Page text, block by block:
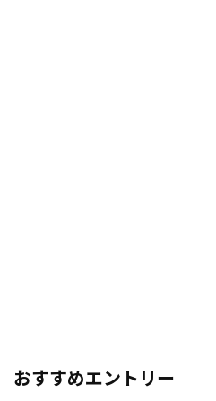
おすすめエントリー